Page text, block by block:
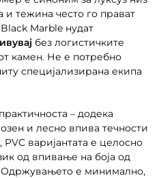
и тежина често го прават
Marble нудат
без логистичките
камен. Не е потребно
специјализирана екипа
– додека
и лесно впива течности
варијантата е целосно
од впивање на боја од
Одржувањето е минимално,